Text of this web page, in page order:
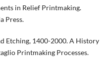
in Relief Printmaking.
Press.
Etching, 1400-2000. A History
Printmaking Processes.